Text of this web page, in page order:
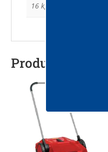
16 kg
Produse similare